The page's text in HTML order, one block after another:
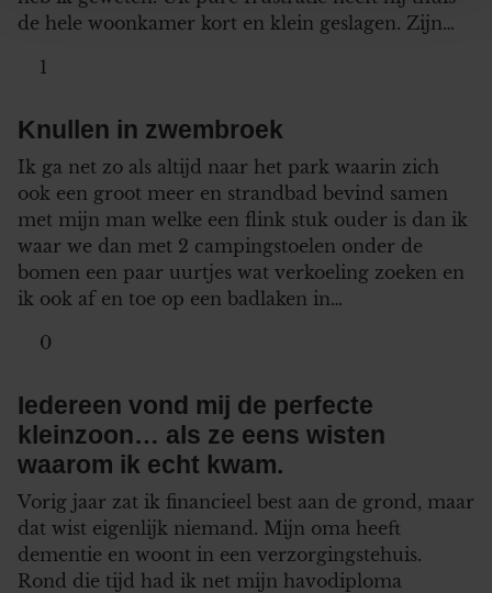
personaliseren, om functies voor social media te bieden
en om ons websiteverkeer te analyseren. Ook delen we
informatie over uw gebruik van onze site met onze
informatie die u aan ze heeft verstrekt of die ze hebben
verzameld op basis van uw gebruik van hun services. U
gaat akkoord met onze cookies als u onze website blijft
gebruiken.
de hele woonkamer kort en klein geslagen. Zijn…
1
Knullen in zwembroek
Ik ga net zo als altijd naar het park waarin zich
ook een groot meer en strandbad bevind samen
met mijn man welke een flink stuk ouder is dan ik
waar we dan met 2 campingstoelen onder de
bomen een paar uurtjes wat verkoeling zoeken en
ik ook af en toe op een badlaken in…
0
Iedereen vond mij de perfecte
kleinzoon… als ze eens wisten
waarom ik echt kwam.
Vorig jaar zat ik financieel best aan de grond, maar
dat wist eigenlijk niemand. Mijn oma heeft
dementie en woont in een verzorgingstehuis.
Rond die tijd had ik net mijn havodiploma